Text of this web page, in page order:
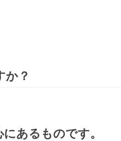
か？
あるものです。